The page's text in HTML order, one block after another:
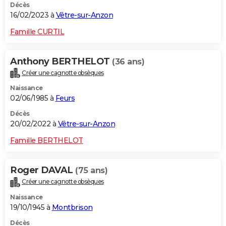
Décès
16/02/2023 à Vêtre-sur-Anzon
Famille CURTIL
Anthony BERTHELOT (36 ans)
Créer une cagnotte obsèques
Naissance
02/06/1985 à Feurs
Décès
20/02/2022 à Vêtre-sur-Anzon
Famille BERTHELOT
Roger DAVAL (75 ans)
Créer une cagnotte obsèques
Naissance
19/10/1945 à Montbrison
Décès